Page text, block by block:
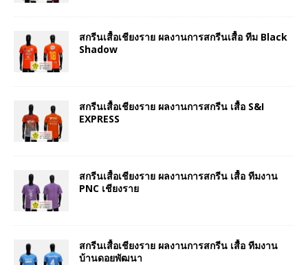
สกรีนเสื้อเชียงราย ผลงานการสกรีนเสื้อ ทีม Black
Shadow
สกรีนเสื้อเชียงราย ผลงานการสกรีน เสื้อ S&I
EXPRESS
สกรีนเสื้อเชียงราย ผลงานการสกรีน เสื้อ ทีมงาน
PNC เชียงราย
สกรีนเสื้อเชียงราย ผลงานการสกรีน เสื้อ ทีมงาน
บ้านดอยพัฒนา